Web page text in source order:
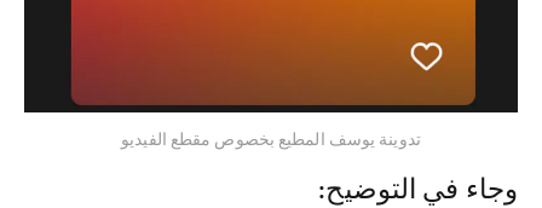
تدوينة يوسف المطيع بخصوص مقطع الفيديو
وجاء في التوضيح: